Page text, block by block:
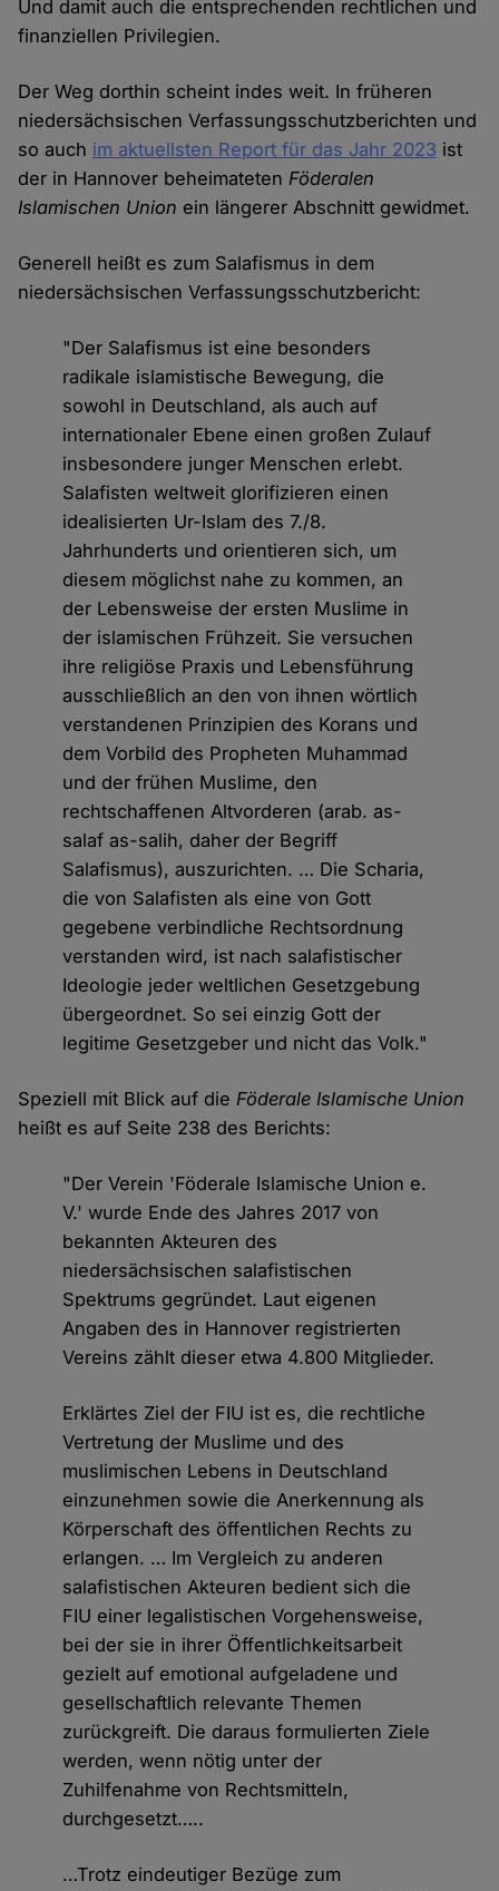
Und damit auch die entsprechenden rechtlichen und
finanziellen Privilegien.
Der Weg dorthin scheint indes weit. In früheren
niedersächsischen Verfassungsschutzberichten und
so auch im aktuellsten Report für das Jahr 2023 ist
der in Hannover beheimatetenFöderalen
Islamischen Union ein längerer Abschnitt gewidmet.
Generell heißt es zum Salafismus in dem
niedersächsischen Verfassungsschutzbericht:
"Der Salafismus ist eine besonders
radikale islamistische Bewegung, die
sowohl in Deutschland, als auch auf
internationaler Ebene einen großen Zulauf
insbesondere junger Menschen erlebt.
Salafisten weltweit glorifizieren einen
idealisierten Ur-Islam des 7./8.
Jahrhunderts und orientieren sich, um
diesem möglichst nahe zu kommen, an
der Lebensweise der ersten Muslime in
der islamischen Frühzeit. Sie versuchen
ihre religiöse Praxis und Lebensführung
ausschließlich an den von ihnen wörtlich
verstandenen Prinzipien des Korans und
dem Vorbild des Propheten Muhammad
und der frühen Muslime, den
rechtschaffenen Altvorderen (arab. as-
salaf as-salih, daher der Begriff
Salafismus), auszurichten. … Die Scharia,
die von Salafisten als eine von Gott
gegebene verbindliche Rechtsordnung
verstanden wird, ist nach salafistischer
Ideologie jeder weltlichen Gesetzgebung
übergeordnet. So sei einzig Gott der
legitime Gesetzgeber und nicht das Volk."
Speziell mit Blick auf dieFöderale Islamische Union
heißt es auf Seite 238 des Berichts:
"Der Verein 'Föderale Islamische Union e.
V.' wurde Ende des Jahres 2017 von
bekannten Akteuren des
niedersächsischen salafistischen
Spektrums gegründet. Laut eigenen
Angaben des in Hannover registrierten
Vereins zählt dieser etwa 4.800 Mitglieder.
Erklärtes Ziel der FIU ist es, die rechtliche
Vertretung der Muslime und des
muslimischen Lebens in Deutschland
einzunehmen sowie die Anerkennung als
Körperschaft des öffentlichen Rechts zu
erlangen. … Im Vergleich zu anderen
salafistischen Akteuren bedient sich die
FIU einer legalistischen Vorgehensweise,
bei der sie in ihrer Öffentlichkeitsarbeit
gezielt auf emotional aufgeladene und
gesellschaftlich relevante Themen
zurückgreift. Die daraus formulierten Ziele
werden, wenn nötig unter der
Zuhilfenahme von Rechtsmitteln,
durchgesetzt…..
…Trotz eindeutiger Bezüge zum